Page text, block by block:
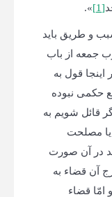
[1]
».
و طریق باید
جمعه از باب
اینجا قول به
حکمی نبوده
قائل شویم به
مصلحت
در آن صورت
آن قضاء به
قضاء